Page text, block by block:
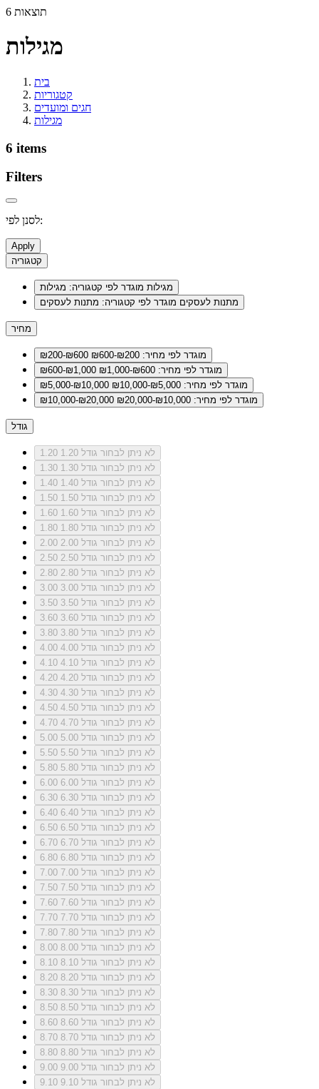
6 תוצאות
מגילות
בית
קטגוריות
חגים ומועדים
מגילות
6 items
Filters
לסנן לפי:
Apply
קטגוריה
מגילות מוגדר לפי קטגוריה: מגילות
מתנות לעסקים מוגדר לפי קטגוריה: מתנות לעסקים
מחיר
₪200-₪600
מוגדר לפי מחיר: ₪200-₪600
₪600-₪1,000
מוגדר לפי מחיר: ₪600-₪1,000
₪5,000-₪10,000
מוגדר לפי מחיר: ₪5,000-₪10,000
₪10,000-₪20,000
מוגדר לפי מחיר: ₪10,000-₪20,000
גודל
1.20
לא ניתן לבחור גודל 1.20
1.30
לא ניתן לבחור גודל 1.30
1.40
לא ניתן לבחור גודל 1.40
1.50
לא ניתן לבחור גודל 1.50
1.60
לא ניתן לבחור גודל 1.60
1.80
לא ניתן לבחור גודל 1.80
2.00
לא ניתן לבחור גודל 2.00
2.50
לא ניתן לבחור גודל 2.50
2.80
לא ניתן לבחור גודל 2.80
3.00
לא ניתן לבחור גודל 3.00
3.50
לא ניתן לבחור גודל 3.50
3.60
לא ניתן לבחור גודל 3.60
3.80
לא ניתן לבחור גודל 3.80
4.00
לא ניתן לבחור גודל 4.00
4.10
לא ניתן לבחור גודל 4.10
4.20
לא ניתן לבחור גודל 4.20
4.30
לא ניתן לבחור גודל 4.30
4.50
לא ניתן לבחור גודל 4.50
4.70
לא ניתן לבחור גודל 4.70
5.00
לא ניתן לבחור גודל 5.00
5.50
לא ניתן לבחור גודל 5.50
5.80
לא ניתן לבחור גודל 5.80
6.00
לא ניתן לבחור גודל 6.00
6.30
לא ניתן לבחור גודל 6.30
6.40
לא ניתן לבחור גודל 6.40
6.50
לא ניתן לבחור גודל 6.50
6.70
לא ניתן לבחור גודל 6.70
6.80
לא ניתן לבחור גודל 6.80
7.00
לא ניתן לבחור גודל 7.00
7.50
לא ניתן לבחור גודל 7.50
7.60
לא ניתן לבחור גודל 7.60
7.70
לא ניתן לבחור גודל 7.70
7.80
לא ניתן לבחור גודל 7.80
8.00
לא ניתן לבחור גודל 8.00
8.10
לא ניתן לבחור גודל 8.10
8.20
לא ניתן לבחור גודל 8.20
8.30
לא ניתן לבחור גודל 8.30
8.50
לא ניתן לבחור גודל 8.50
8.60
לא ניתן לבחור גודל 8.60
8.70
לא ניתן לבחור גודל 8.70
8.80
לא ניתן לבחור גודל 8.80
9.00
לא ניתן לבחור גודל 9.00
9.10
לא ניתן לבחור גודל 9.10